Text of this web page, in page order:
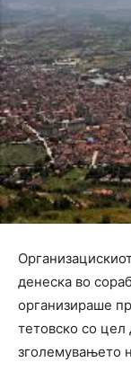
денеска во
организираше
тетовско со цел
зголемувањето